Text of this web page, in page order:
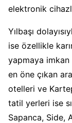
elektronik
Yılbaşı
ise özellikle
yapmaya imkan
en öne çıkan
otelleri ve
tatil yerleri ise
Sapanca, Side,